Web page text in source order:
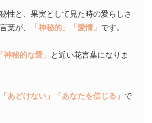
性と、果実として見た時の愛らしさ
葉が、
「神秘的」 「愛情」 です。
「神秘的な愛」 と近い花言葉になりま
「あどけない」 「あなたを信じる」 で